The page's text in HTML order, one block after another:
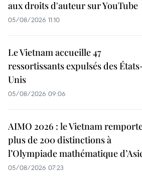
aux droits d'auteur sur YouTube
05/08/2026 11:10
Le Vietnam accueille 47
ressortissants expulsés des
Unis
05/08/2026 09:06
AIMO 2026 : le Vietnam
plus de 200 distinctions à
l’Olympiade mathématique
05/08/2026 07:23